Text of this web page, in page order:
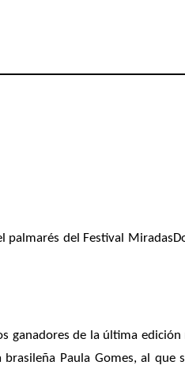
palmarés del Festival
ganadores de la última edición
brasileña Paula Gomes, al que